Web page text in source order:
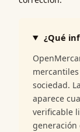
¿Qué
sociedad.
aparece
verificable
generación